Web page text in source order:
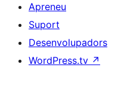
Apreneu
Suport
Desenvolupadors
WordPress.tv ↗